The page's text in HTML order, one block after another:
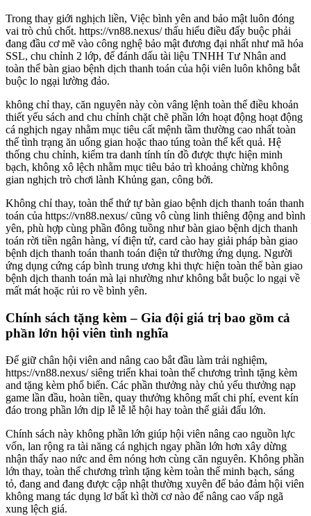
Trong thay giới nghịch liền, Việc bình yên and bảo mật luôn đóng
vai trò chủ chốt. https://vn88.nexus/ thấu hiểu điều đấy buộc phải
đang đầu cơ mẽ vào công nghệ bảo mật đương đại nhất như mã hóa
SSL, chu chỉnh 2 lớp, để đánh dấu tài liệu TNHH Tư Nhân and
toàn thể bàn giao bệnh dịch thanh toán của hội viên luôn không bắt
buộc lo ngại lường đảo.
không chỉ thay, căn nguyên này còn vâng lệnh toàn thể điều khoản
thiết yếu sách and chu chỉnh chặt chẽ phần lớn hoạt động hoạt động
cá nghịch ngay nhằm mục tiêu cất mệnh tầm thường cao nhất toàn
thể tình trạng ăn uống gian hoặc thao túng toàn thể kết quả. Hệ
thống chu chỉnh, kiểm tra danh tính tín đồ được thực hiện minh
bạch, không xô lệch nhằm mục tiêu bảo trì khoảng chừng không
gian nghịch trò chơi lành Khủng gan, công bởi.
Không chỉ thay, toàn thể thứ tự bàn giao bệnh dịch thanh toán thanh
toán của https://vn88.nexus/ cũng vô cùng linh thiêng động and bình
yên, phù hợp cùng phần đông tuồng như bàn giao bệnh dịch thanh
toán rời tiền ngân hàng, ví điện tử, card cào hay giải pháp bàn giao
bệnh dịch thanh toán thanh toán điện tử thường ứng dụng. Người
ứng dụng cứng cáp bình trung ương khi thực hiện toàn thể bàn giao
bệnh dịch thanh toán mà lại nhường như không bắt buộc lo ngại về
mất mát hoặc rủi ro về bình yên.
Chính sách tặng kèm – Gia đội giá trị bao gồm cả
phần lớn hội viên tình nghĩa
Để giữ chân hội viên and nâng cao bắt đầu làm trải nghiệm,
https://vn88.nexus/ siêng triển khai toàn thể chương trình tặng kèm
and tặng kèm phổ biến. Các phần thưởng này chủ yếu thưởng nạp
game lần đầu, hoàn tiền, quay thưởng không mất chi phí, event kín
đáo trong phần lớn dịp lễ lễ lễ hội hay toàn thể giải đấu lớn.
Chính sách này không phần lớn giúp hội viên nâng cao nguồn lực
vốn, lan rộng ra tài năng cá nghịch ngay phần lớn hơn xây dừng
nhận thấy nao nức and êm nóng hơn cùng căn nguyên. Không phần
lớn thay, toàn thể chương trình tặng kèm toàn thể minh bạch, sáng
tỏ, đang and đang được cập nhật thường xuyên để bảo đảm hội viên
không mang tác dụng lơ bất kì thời cơ nào để nâng cao vấp ngã
xung lệch giá.